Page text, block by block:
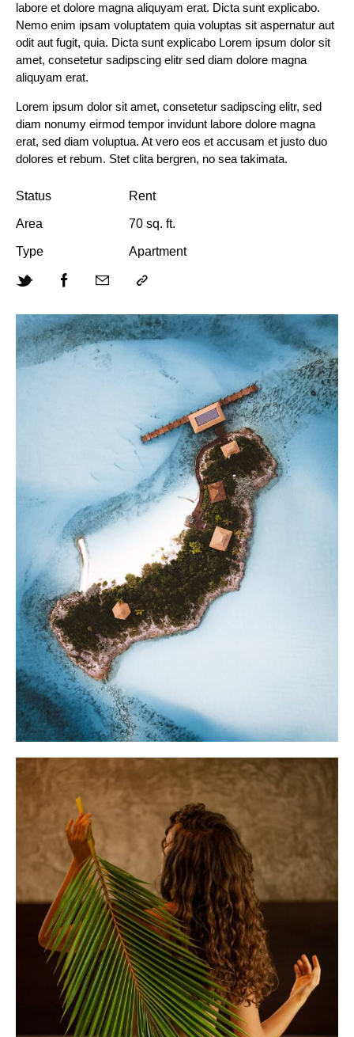
labore et dolore magna aliquyam erat. Dicta sunt explicabo.
Nemo enim ipsam voluptatem quia voluptas sit aspernatur aut
odit aut fugit, quia. Dicta sunt explicabo Lorem ipsum dolor sit
amet, consetetur sadipscing elitr sed diam dolore magna
aliquyam erat.
Lorem ipsum dolor sit amet, consetetur sadipscing elitr, sed
diam nonumy eirmod tempor invidunt labore dolore magna
erat, sed diam voluptua. At vero eos et accusam et justo duo
dolores et rebum. Stet clita bergren, no sea takimata.
Status Rent
Area 70 sq. ft.
Type Apartment